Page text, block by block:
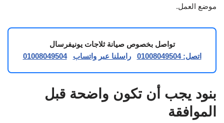
موضع العمل.
تواصل بخصوص صيانة ثلاجات يونيفرسال
اتصل: 01008049504
راسلنا عبر واتساب 01008049504
بنود يجب أن تكون واضحة قبل
الموافقة